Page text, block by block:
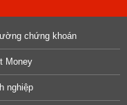
chứng khoán
Money
nghiệp